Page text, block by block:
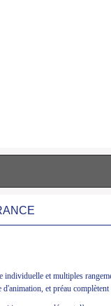
individuelle et multiples
et préau complètent